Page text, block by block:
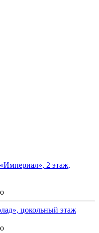
2 этаж,
цокольный этаж